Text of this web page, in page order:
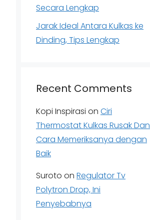
Secara Lengkap
Jarak Ideal Antara Kulkas ke
Dinding, Tips Lengkap
Recent Comments
Kopi Inspirasi on Ciri
Thermostat Kulkas Rusak Dan
Cara Memeriksanya dengan
Baik
Suroto on Regulator Tv
Polytron Drop, Ini
Penyebabnya